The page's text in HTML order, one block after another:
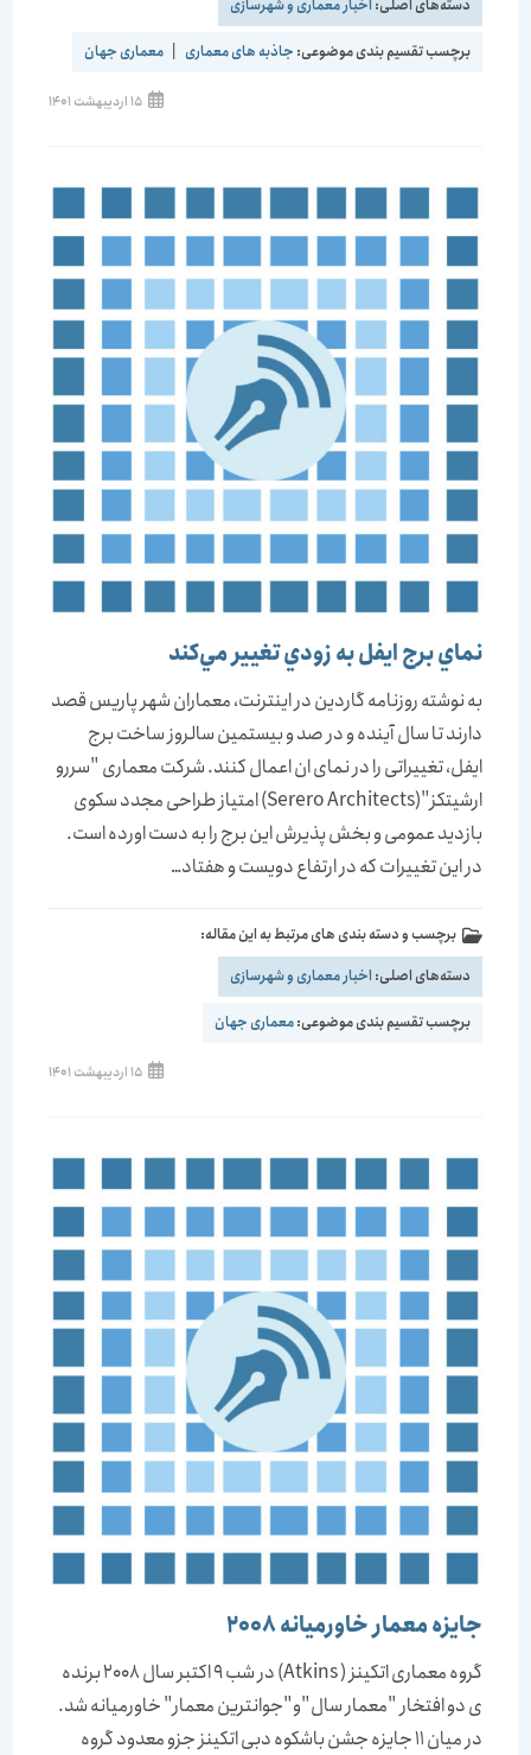
دسته‌های اصلی:اخبار معماری و شهرسازی
برچسب تقسیم بندی موضوعی:جاذبه های معماری | معماری جهان
15 اردیبهشت 1401
نماي برج ايفل به زودي تغيير مي‌کند
به نوشته روزنامه گاردین در اینترنت، معماران شهر پاریس قصد
دارند تا سال آینده و در صد و بیستمین سالروز ساخت برج
ایفل، تغییراتی را در نمای ان اعمال کنند. شرکت معماری "سررو
ارشیتکز"(Serero Architects) امتیاز طراحی مجدد سکوی
بازدید عمومی و بخش پذیرش این برج را به دست اورده است.
در این تغییرات که در ارتفاع دویست و هفتاد…
برچسب و دسته بندی های مرتبط به این مقاله:
دسته‌های اصلی:اخبار معماری و شهرسازی
برچسب تقسیم بندی موضوعی:معماری جهان
15 اردیبهشت 1401
جایزه معمار خاورمیانه 2008
گروه معماری اتکینز ( Atkins) در شب 9 اکتبر سال 2008 برنده
ی دو افتخار "معمار سال"و"جوانترین معمار" خاورمیانه شد.
در میان 11 جایزه جشن باشکوه دبی اتکینز جزو معدود گروه